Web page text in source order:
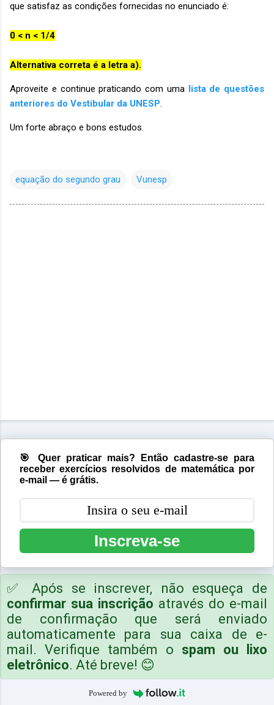
que satisfaz as condições fornecidas no enunciado é:
0 < n < 1/4
Alternativa correta é a letra a).
Aproveite e continue praticando com uma lista de questões
anteriores do Vestibular da UNESP.
Um forte abraço e bons estudos.
equação do segundo grau Vunesp
🎯 Quer praticar mais? Então cadastre-se para
receber exercícios resolvidos de matemática por
e-mail — é grátis.
Inscreva-se
✅ Após se inscrever, não esqueça de
confirmar sua inscrição através do e-mail
de confirmação que será enviado
automaticamente para sua caixa de e-
mail. Verifique também o spam ou lixo
eletrônico. Até breve! 😊
Powered by